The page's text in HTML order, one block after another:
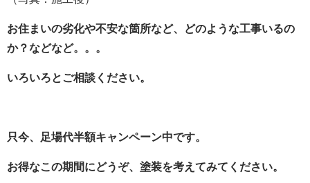
お住まいの劣化や不安な箇所など、どのような工事いるの
か？などなど。。。
いろいろとご相談ください。
只今、足場代半額キャンペーン中です。
お得なこの期間にどうぞ、塗装を考えてみてください。